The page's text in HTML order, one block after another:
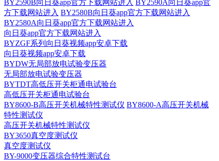
BY2590B向日葵app官方下载网站进入 BY2590A向日葵app官
方下载网站进入 BY2580B向日葵app官方下载网站进入
BY2580A向日葵app官方下载网站进入
向日葵app官方下载网站进入
BYZGF系列向日葵视频app安卓下载
向日葵视频app安卓下载
BYDW无局部放电试验变压器
无局部放电试验变压器
BYTDT高低压开关柜通电试验台
高低压开关柜通电试验台
BY8600-B高压开关机械特性测试仪 BY8600-A高压开关机械
特性测试仪
高压开关机械特性测试仪
BY3650真空度测试仪
真空度测试仪
BY-9000变压器综合特性测试台